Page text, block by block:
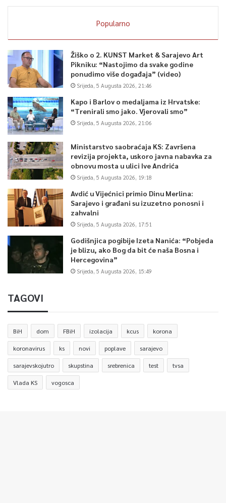
Popularno
Žiško o 2. KUNST Market & Sarajevo Art
Pikniku: “Nastojimo da svake godine
ponudimo više događaja” (video)
Srijeda, 5 Augusta 2026, 21:46
Kapo i Barlov o medaljama iz Hrvatske:
“Trenirali smo jako. Vjerovali smo”
Srijeda, 5 Augusta 2026, 21:06
Ministarstvo saobraćaja KS: Završena
revizija projekta, uskoro javna nabavka za
obnovu mosta u ulici Ive Andrića
Srijeda, 5 Augusta 2026, 19:18
Avdić u Vijećnici primio Dinu Merlina:
Sarajevo i građani su izuzetno ponosni i
zahvalni
Srijeda, 5 Augusta 2026, 17:51
Godišnjica pogibije Izeta Nanića: “Pobjeda
je blizu, ako Bog da bit će naša Bosna i
Hercegovina”
Srijeda, 5 Augusta 2026, 15:49
TAGOVI
BiH dom FBiH izolacija kcus korona
koronavirus ks novi poplave sarajevo
sarajevskojutro skupstina srebrenica test tvsa
Vlada KS vogosca